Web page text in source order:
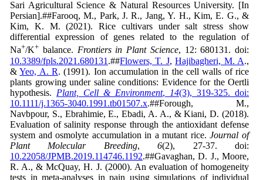
Sari Agricultural Science & Natural Resources University. [In
Persian].##Farooq, M., Park, J. R., Jang, Y. H., Kim, E. G., &
Kim, K. M. (2021). Rice cultivars under salt stress show
differential expression of genes related to the regulation of
Na+/K+ balance. Frontiers in Plant Science, 12: 680131. doi:
10.3389/fpls.2021.680131 .##Flowers, T. J,Hajibagheri, M. A.,
&Yeo, A. R. (1991). Ion accumulation in the cell walls of rice
plants growing under saline conditions: Evidence for the Oertli
hypothesis. Plant, Cell & Environment, 14(3), 319-325. doi:
10.1111/j.1365-3040.1991.tb01507.x.##Forough, M.,
Navbpour, S., Ebrahimie, E., Ebadi, A. A., & Kiani, D. (2018).
Evaluation of salinity response through the antioxidant defense
system and osmolyte accumulation in a mutant rice.Journal of
Plant Molecular Breeding,6(2), 27-37. doi:
10.22058/JPMB.2019.114746.1192.##Gavaghan, D. J., Moore,
R. A., & McQuay, H. J. (2000). An evaluation of homogeneity
tests in meta-analyses in pain using simulations of individual